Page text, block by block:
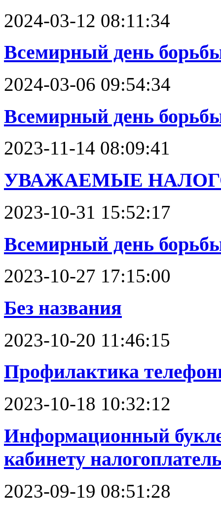
2024-03-12 08:11:34
Всемирный день борьбы
2024-03-06 09:54:34
Всемирный день
2023-11-14 08:09:41
УВАЖАЕМЫЕ
2023-10-31 15:52:17
Всемирный день
2023-10-27 17:15:00
Без названия
2023-10-20 11:46:15
Профилактика
2023-10-18 10:32:12
Информационный
кабинету
2023-09-19 08:51:28